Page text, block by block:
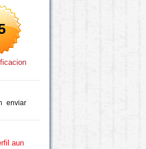
enviar
aun